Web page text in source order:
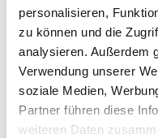
personalisieren,
zu können und die
analysieren. Außerdem
Verwendung unserer
soziale Medien,
Partner führen diese
weiteren Daten